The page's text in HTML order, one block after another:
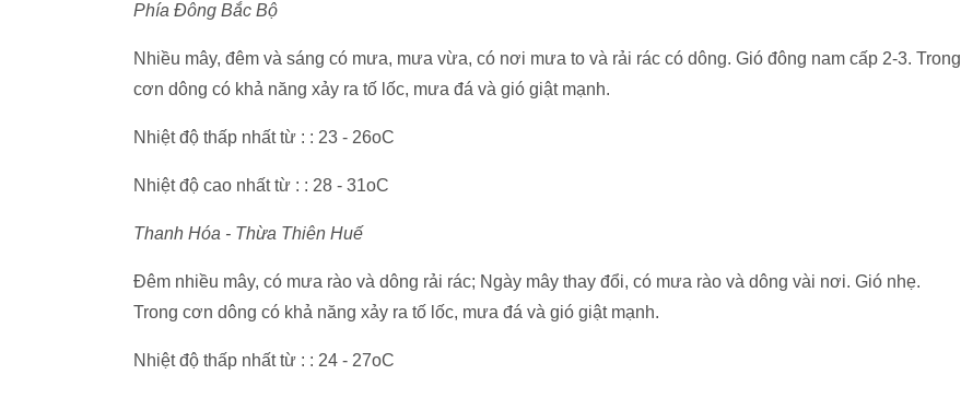
Phía Đông Bắc Bộ
Nhiều mây, đêm và sáng có mưa, mưa vừa, có nơi mưa to và rải rác có dông. Gió đông nam cấp 2-3. Trong
cơn dông có khả năng xảy ra tố lốc, mưa đá và gió giật mạnh.
Nhiệt độ thấp nhất từ : : 23 - 26oC
Nhiệt độ cao nhất từ : : 28 - 31oC
Thanh Hóa - Thừa Thiên Huế
Đêm nhiều mây, có mưa rào và dông rải rác; Ngày mây thay đổi, có mưa rào và dông vài nơi. Gió nhẹ.
Trong cơn dông có khả năng xảy ra tố lốc, mưa đá và gió giật mạnh.
Nhiệt độ thấp nhất từ : : 24 - 27oC